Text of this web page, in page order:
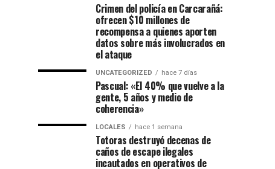
Crimen del policía en Carcarañá:
ofrecen $10 millones de
recompensa a quienes aporten
datos sobre más involucrados en
el ataque
UNCATEGORIZED hace 7 días
Pascual: «El 40% que vuelve a la
gente, 5 años y medio de
coherencia»
LOCALES hace 1 semana
Totoras destruyó decenas de
caños de escape ilegales
incautados en operativos de